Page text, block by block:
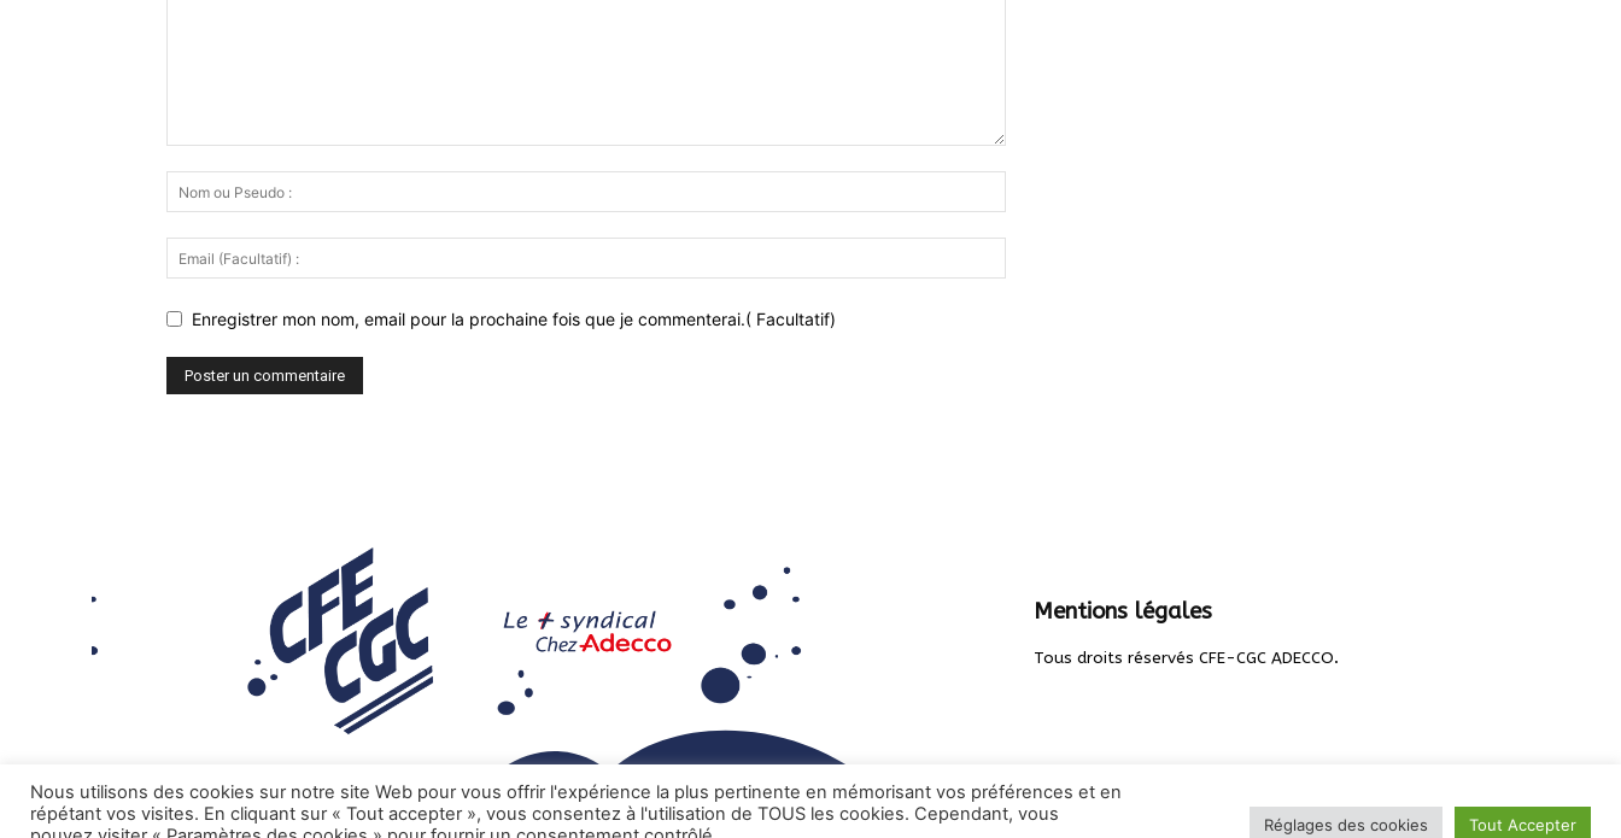
Enregistrer mon nom, email pour la prochaine fois que je commenterai.( Facultatif)
Mentions légales
Tous droits réservés CFE-CGC ADECCO.
Nous utilisons des cookies sur notre site Web pour vous offrir l'expérience la plus pertinente en mémorisant vos préférences et en
répétant vos visites. En cliquant sur « Tout accepter », vous consentez à l'utilisation de TOUS les cookies. Cependant, vous
Réglages des cookies Tout Accepter